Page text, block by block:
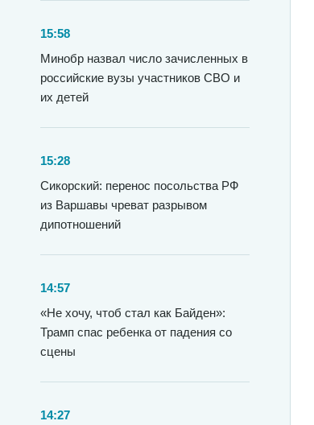
15:58
Минобр назвал число зачисленных в
российские вузы участников СВО и
их детей
15:28
Сикорский: перенос посольства РФ
из Варшавы чреват разрывом
дипотношений
14:57
«Не хочу, чтоб стал как Байден»:
Трамп спас ребенка от падения со
сцены
14:27